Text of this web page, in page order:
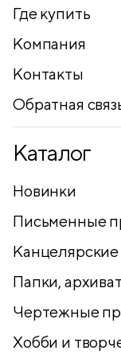
Где купить
Компания
Контакты
Обратная
Каталог
Новинки
Письменные
Папки,
Чертежные
Хобби и